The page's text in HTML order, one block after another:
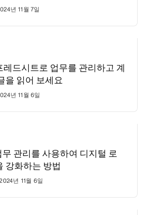
년 11월 7일
레드시트로 업무를 관리하고 계
을 읽어 보세요
년 11월 6일
관리를 사용하여 디지털 로
강화하는 방법
년 11월 6일